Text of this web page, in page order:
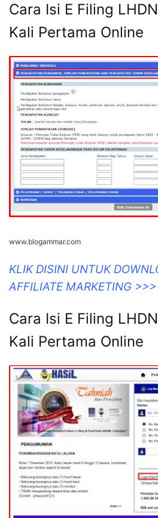
Cara Isi E Filing
Kali Pertama Online
www.blogammar.com
KLIK DISINI UNTUK
AFFILIATE MARKETING >>>
Cara Isi E Filing
Kali Pertama Online